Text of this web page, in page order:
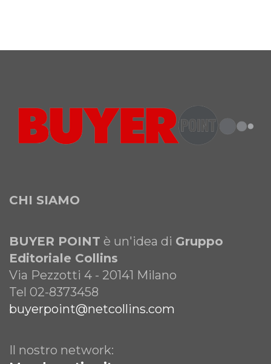
CHI SIAMO
BUYER POINT è un'idea di Gruppo
Editoriale Collins
Via Pezzotti 4 - 20141 Milano
Tel 02-8373458
buyerpoint@netcollins.com
Il nostro network: